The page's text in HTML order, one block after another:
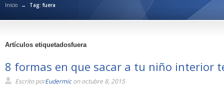
Inicio → Tag: fuera
Artículos etiquetadosfuera
8 formas en que sacar a tu niño interior
Escrito porEudermicon octubre 8, 2015